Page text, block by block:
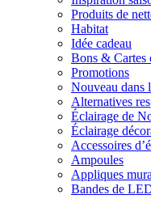
Produits de
Habitat
Idée cadeau
Bons & Cartes
Promotions
Nouveau dans
Alternatives
Éclairage de
Éclairage
Accessoires
Ampoules
Appliques
Bandes de